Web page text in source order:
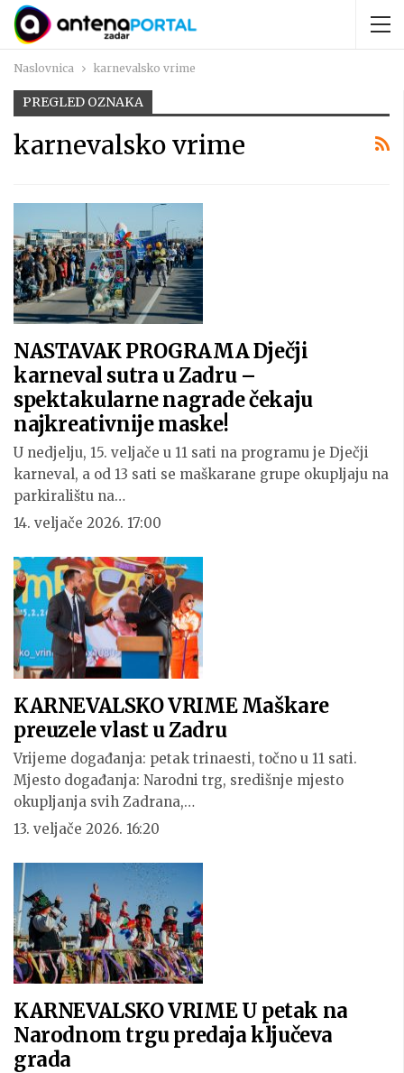
Naslovnica karnevalsko vrime
PREGLED OZNAKA
karnevalsko vrime
NASTAVAK PROGRAMA Dječji
karneval sutra u Zadru –
spektakularne nagrade čekaju
najkreativnije maske!
U nedjelju, 15. veljače u 11 sati na programu je Dječji
karneval, a od 13 sati se maškarane grupe okupljaju na
parkiralištu na…
14. veljače 2026. 17:00
KARNEVALSKO VRIME Maškare
preuzele vlast u Zadru
Vrijeme događanja: petak trinaesti, točno u 11 sati.
Mjesto događanja: Narodni trg, središnje mjesto
okupljanja svih Zadrana,…
13. veljače 2026. 16:20
KARNEVALSKO VRIME U petak na
Narodnom trgu predaja ključeva
grada